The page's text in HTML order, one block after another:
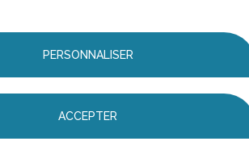
> Voir larecherche rapide
Voir larecherche approfondie
Voir larecherche personnalisée
PERSONNALISER
ACCEPTER